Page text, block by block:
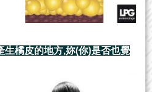
生橘皮的地方,妳(你)是否也覺